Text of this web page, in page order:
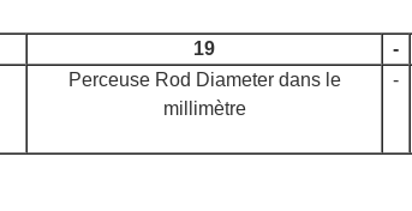
19 -
Perceuse Rod Diameter dans le
millimètre
-